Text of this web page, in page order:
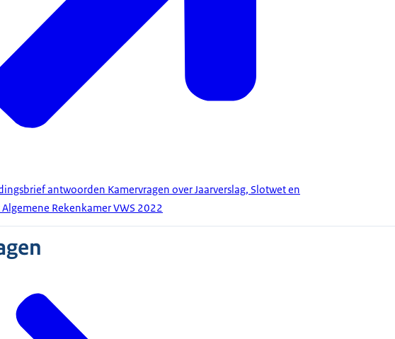
antwoorden Kamervragen over Jaarverslag, Slotwet en
Rekenkamer VWS 2022